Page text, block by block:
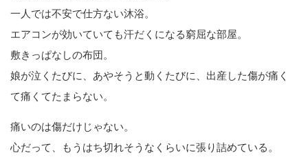
一人では不安で仕方ない沐浴。
エアコンが効いていても汗だくになる窮屈な部屋。
敷きっぱなしの布団。
娘が泣くたびに、あやそうと動くたびに、出産した傷が痛く
て痛くてたまらない。
痛いのは傷だけじゃない。
心だって、もうはち切れそうなくらいに張り詰めている。